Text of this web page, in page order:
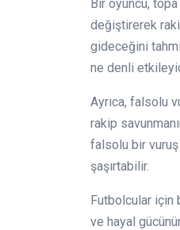
Bir oyuncu,
değiştirerek
gideceğini
ne denli
Ayrıca, falsolu
rakip
falsolu bir vuruş
şaşırtabilir.
Futbolcular için
ve hayal